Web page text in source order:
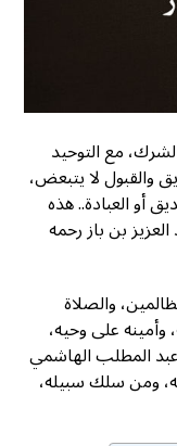
مع التوحيد
والقبول لا يتبعض،
أو العبادة.. هذه
بن باز رحمه
والصلاة
على وحيه،
عبد المطلب الهاشمي
ومن سلك سبيله،